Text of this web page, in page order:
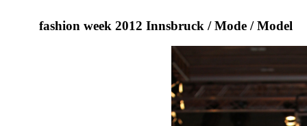
fashion week 2012 Innsbruck / Mode / Model